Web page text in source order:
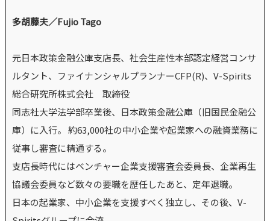
多胡藤夫／Fujio Tago
元日本政策金融公庫支店長、社会生産性本部認定経営コンサ
ルタント、ファイナンシャルプランナーCFP(R)、V-Spirits
総合研究所株式会社 取締役
同志社大学法学部卒業後、日本政策金融公庫（旧国民金融公
庫）に入行。 約63,000社の中小企業や起業家への融資業務に
従事し審査に精通する。
支店長時代にはベンチャー企業支援審査会委員長、企業再生
協議会委員など数々の要職を歴任したあと、定年退職。
日本の起業家、中小企業を支援すべく独立し、その後、V-